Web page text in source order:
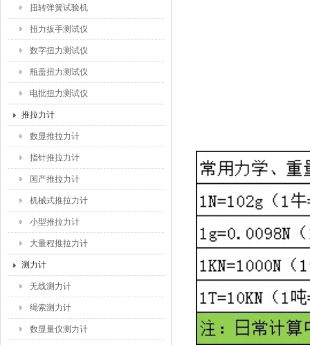
扭转弹簧试验机
扭力扳手测试仪
数字扭力测试仪
瓶盖扭力测试仪
电批扭力测试仪
推拉力计
数显推拉力计
指针推拉力计
国产推拉力计
机械式推拉力计
小型推拉力计
大量程推拉力计
测力计
无线测力计
绳索测力计
数显量仪测力计